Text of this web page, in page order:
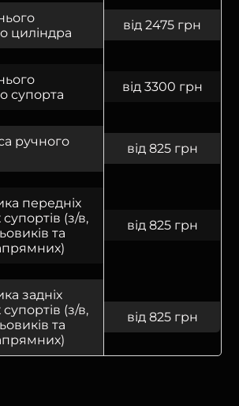
циліндра
від 2475 грн
супорта
від 3300 грн
ручного
від 825 грн
передніх
(з/в,
та
від 825 грн
задніх
(з/в,
та
від 825 грн